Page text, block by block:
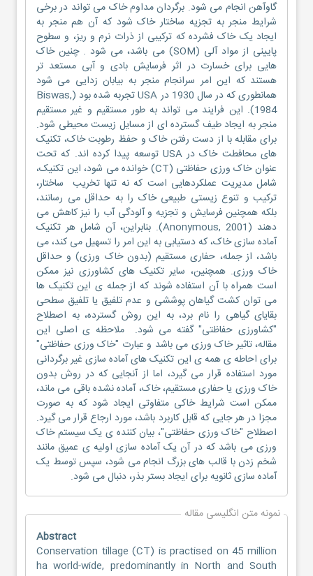
گاوآهن انجام می شود. برگردان مداوم خاک می تواند در برخی
شرایط منجر به تجزیه ساختار خاک شود که آن هم منجر به
ایجاد یک خاک فشرده که ترکیبی از ذرات نرم و ریز، و سطوح
پایینی از مواد آلی (SOM) می باشد، می شود . چنین خاک
هایی برای خسارت در اثر فرسایش بادی و آبی مستعد تر
هستند که این امر سرانجام منجر به بیابان زدایی می شود
همانطوری که در سال 1930 در USA تجربه شده بود (Biswas,
1984). این فرایند می تواند به طور مستقیم و غیر مستقیم
منجر به ایجاد طیف گسترده ای از مسایل زیست محیطی شود.
برای مقابله با از دست رفتن خاک و حفظ رطوبت خاک، تکنیک
های محافطت خاک در USA توسعه پیدا کرده اند. که تحت
عنوان خاک ورزی حفاظتی (CT) خوانده می شود، این تکنیک،
شامل مدیریت عملکردهایی است که نه تنها تخریب ساختار،
ترکیب و تنوع زیستی طبیعی خاک را به حداقل می رسانند،
بلکه همچنین فرسایش و تجزیه و آلودگی آب را نیز کاهش می
دهند (Anonymous, 2001). بنابراین، آن شامل هر تکنیک
آماده سازی خاک، که دستیابی به این امر را تسهیل می کند، می
باشد، از جمله، حفاری مستقیم (بدون خاک ورزی) و حداقل
خاک ورزی. همچنین، سایر تکنیک های کشاورزی نیز ممکن
است همراه با آن استفاده شوند که از جمله ی این تکنیک ها
می توان کشت گیاهان پوششی و عدم تلفیق یا تلفیق سطحی
بقایای گیاهی را نام برد، به این روش گسترده، به اصطلاح
"کشاورزی حفاظتی" گفته می شود. ملاحظه ی اصلی این
مقاله، تاثیر خاک ورزی می باشد و عبارت "خاک ورزی حفاظتی"
برای احاطه ی همه ی این تکنیک های آماده سازی غیر برگردانی
مورد استفاده قرار می گیرد، اما از آنجایی که در روش بدون
خاک ورزی یا حفاری مستقیم، خاک، آماده نشده باقی می ماند،
ممکن است شرایط خاکی متفاوتی ایجاد شود که به صورت
مجزا در هر جایی که قابل کاربرد باشد، مورد ارجاع قرار می گیرد.
اصطلاح "خاک ورزی حفاظتی"، بیان کننده ی یک سیستم خاک
ورزی می باشد که در آن یک آماده سازی اولیه ی عمیق مانند
شخم زدن با قالب های بزرگ انجام می شود، سپس توسط یک
آماده سازی ثانویه برای ایجاد بستر بذر، دنبال می شود.
نمونه متن انگلیسی مقاله
Abstract
Conservation tillage (CT) is practised on 45 million
ha world-wide, predominantly in North and South